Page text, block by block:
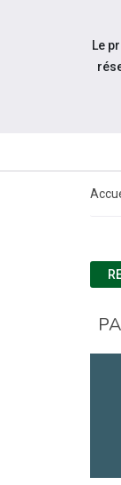
Aller au
Le